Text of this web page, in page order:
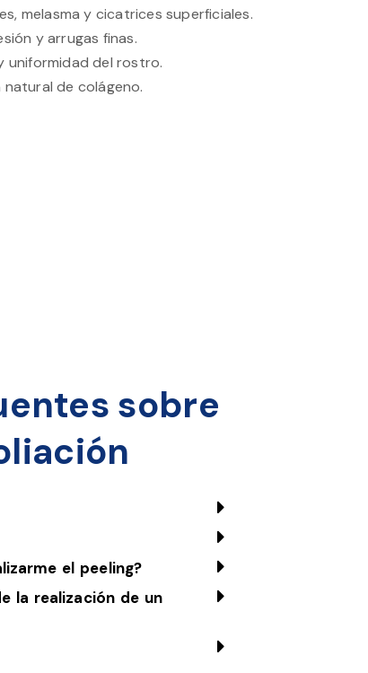
melasma y cicatrices superficiales.
y arrugas finas.
uniformidad del rostro.
de colágeno.
sobre
el peeling?
la realización de un